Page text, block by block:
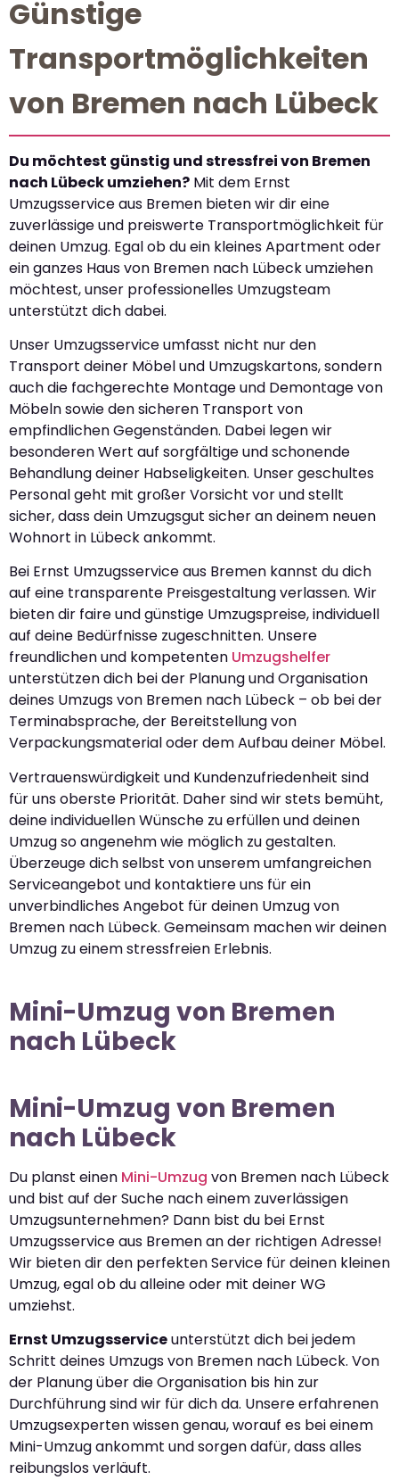
Günstige
Transportmöglichkeiten
von Bremen nach Lübeck
Du möchtest günstig und stressfrei von Bremen
nach Lübeck umziehen? Mit dem Ernst
Umzugsservice aus Bremen bieten wir dir eine
zuverlässige und preiswerte Transportmöglichkeit für
deinen Umzug. Egal ob du ein kleines Apartment oder
ein ganzes Haus von Bremen nach Lübeck umziehen
möchtest, unser professionelles Umzugsteam
unterstützt dich dabei.
Unser Umzugsservice umfasst nicht nur den
Transport deiner Möbel und Umzugskartons, sondern
auch die fachgerechte Montage und Demontage von
Möbeln sowie den sicheren Transport von
empfindlichen Gegenständen. Dabei legen wir
besonderen Wert auf sorgfältige und schonende
Behandlung deiner Habseligkeiten. Unser geschultes
Personal geht mit großer Vorsicht vor und stellt
sicher, dass dein Umzugsgut sicher an deinem neuen
Wohnort in Lübeck ankommt.
Bei Ernst Umzugsservice aus Bremen kannst du dich
auf eine transparente Preisgestaltung verlassen. Wir
bieten dir faire und günstige Umzugspreise, individuell
auf deine Bedürfnisse zugeschnitten. Unsere
freundlichen und kompetenten Umzugshelfer
unterstützen dich bei der Planung und Organisation
deines Umzugs von Bremen nach Lübeck – ob bei der
Terminabsprache, der Bereitstellung von
Verpackungsmaterial oder dem Aufbau deiner Möbel.
Vertrauenswürdigkeit und Kundenzufriedenheit sind
für uns oberste Priorität. Daher sind wir stets bemüht,
deine individuellen Wünsche zu erfüllen und deinen
Umzug so angenehm wie möglich zu gestalten.
Überzeuge dich selbst von unserem umfangreichen
Serviceangebot und kontaktiere uns für ein
unverbindliches Angebot für deinen Umzug von
Bremen nach Lübeck. Gemeinsam machen wir deinen
Umzug zu einem stressfreien Erlebnis.
Mini-Umzug von Bremen
nach Lübeck
Mini-Umzug von Bremen
nach Lübeck
Du planst einen Mini-Umzug von Bremen nach Lübeck
und bist auf der Suche nach einem zuverlässigen
Umzugsunternehmen? Dann bist du bei Ernst
Umzugsservice aus Bremen an der richtigen Adresse!
Wir bieten dir den perfekten Service für deinen kleinen
Umzug, egal ob du alleine oder mit deiner WG
umziehst.
Ernst Umzugsserviceunterstützt dich bei jedem
Schritt deines Umzugs von Bremen nach Lübeck. Von
der Planung über die Organisation bis hin zur
Durchführung sind wir für dich da. Unsere erfahrenen
Umzugsexperten wissen genau, worauf es bei einem
Mini-Umzug ankommt und sorgen dafür, dass alles
reibungslos verläuft.